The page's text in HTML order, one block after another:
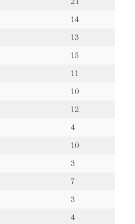
14
13
15
11
10
12
4
10
3
7
3
4